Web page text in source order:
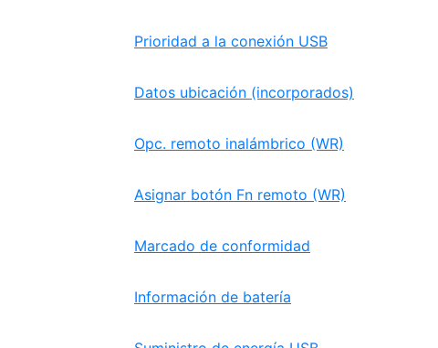
Prioridad a la conexión USB
Datos ubicación (incorporados)
Opc. remoto inalámbrico (WR)
Asignar botón Fn remoto (WR)
Marcado de conformidad
Información de batería